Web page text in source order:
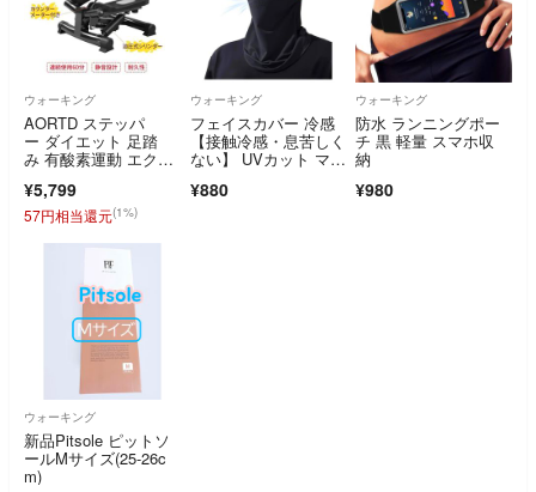
ウォーキング
AORTD ステッパ
ー ダイエット 足踏
み 有酸素運動 エクサ
¥5,799
57円相当還元(1%)
ウォーキング
フェイスカバー 冷感
【接触冷感・息苦しく
ない】 UVカット マス
¥880
ウォーキング
防水 ランニングポー
チ 黒 軽量 スマホ収
納
¥980
ウォーキング
新品Pitsole ピットソ
ールMサイズ(25-26c
m)